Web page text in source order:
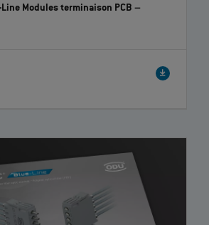
Line Modules terminaison PCB –